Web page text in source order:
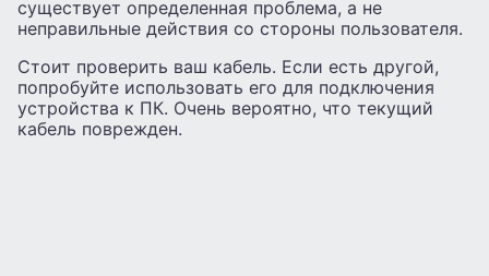
существует определенная проблема, а не
неправильные действия со стороны пользователя.
Стоит проверить ваш кабель. Если есть другой,
попробуйте использовать его для подключения
устройства к ПК. Очень вероятно, что текущий
кабель поврежден.